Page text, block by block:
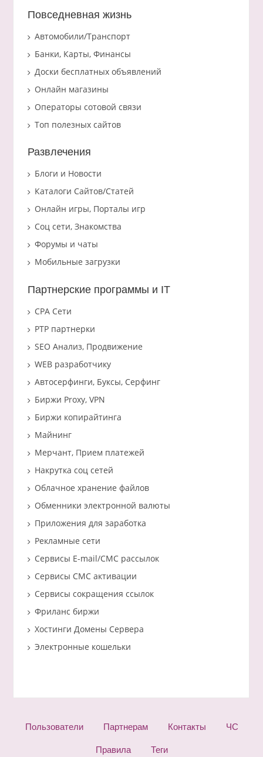
Повседневная жизнь
Автомобили/Транспорт
Банки, Карты, Финансы
Доски бесплатных объявлений
Онлайн магазины
Операторы сотовой связи
Топ полезных сайтов
Развлечения
Блоги и Новости
Каталоги Сайтов/Статей
Онлайн игры, Порталы игр
Соц сети, Знакомства
Форумы и чаты
Мобильные загрузки
Партнерские программы и IT
CPA Сети
PTP партнерки
SEO Анализ, Продвижение
WEB разработчику
Автосерфинги, Буксы, Серфинг
Биржи Proxy, VPN
Биржи копирайтинга
Майнинг
Мерчант, Прием платежей
Накрутка соц сетей
Облачное хранение файлов
Обменники электронной валюты
Приложения для заработка
Рекламные сети
Сервисы E-mail/СМС рассылок
Сервисы СМС активации
Сервисы сокращения ссылок
Фриланс биржи
Хостинги Домены Сервера
Электронные кошельки
Пользователи Партнерам Контакты ЧС
Правила Теги